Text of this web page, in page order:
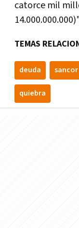
catorce mil
TEMAS
deuda sancor
quiebra